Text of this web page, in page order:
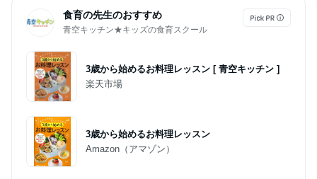
食育の先生のおすすめ
青空キッチン★キッズの食育スクール
3歳から始めるお料理レッスン [ 青空キッチン ]
楽天市場
3歳から始めるお料理レッスン
Amazon（アマゾン）